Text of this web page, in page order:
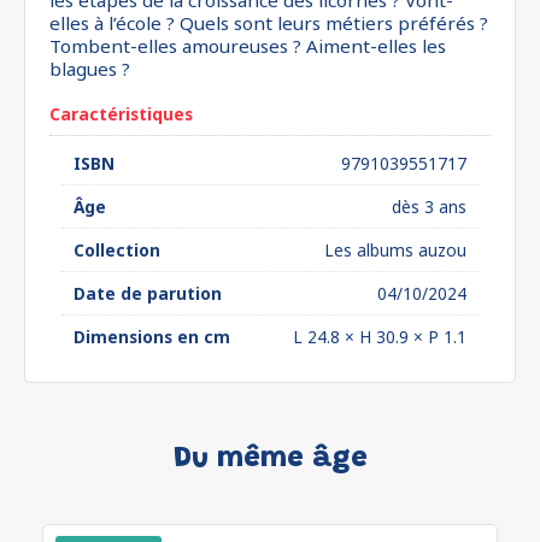
elles à l’école ? Quels sont leurs métiers préférés ?
Tombent-elles amoureuses ? Aiment-elles les
blagues ?
Caractéristiques
ISBN
9791039551717
Âge
dès 3 ans
Collection
Les albums auzou
Date de parution
04/10/2024
Dimensions en cm
L 24.8 × H 30.9 × P 1.1
Du même âge